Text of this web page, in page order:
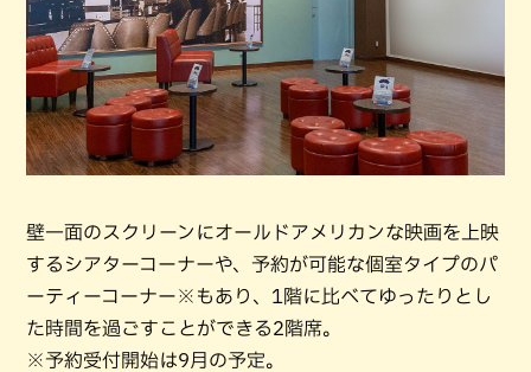
壁一面のスクリーンにオールドアメリカンな映画を上映
するシアターコーナーや、予約が可能な個室タイプのパ
ーティーコーナー※もあり、1階に比べてゆったりとし
た時間を過ごすことができる2階席。
※予約受付開始は9月の予定。